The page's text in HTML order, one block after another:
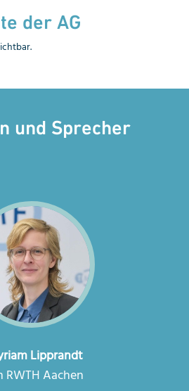
der AG
und Sprecher
Lipprandt
Aachen